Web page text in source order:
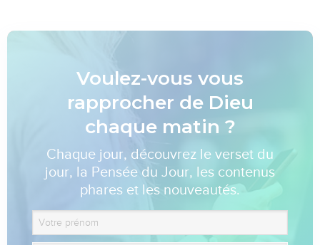
Voulez-vous vous
rapprocher de Dieu
chaque matin ?
Chaque jour, découvrez le verset du
jour, la Pensée du Jour, les contenus
phares et les nouveautés.